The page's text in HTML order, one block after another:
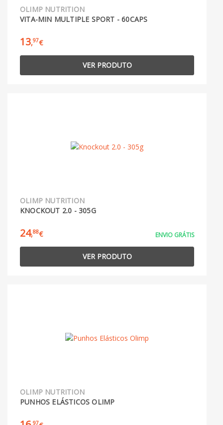
OLIMP NUTRITION
VITA-MIN MULTIPLE SPORT - 60CAPS
13,97€
VER PRODUTO
OLIMP NUTRITION
KNOCKOUT 2.0 - 305G
24,88€ ENVIO GRÁTIS
VER PRODUTO
OLIMP NUTRITION
PUNHOS ELÁSTICOS OLIMP
97